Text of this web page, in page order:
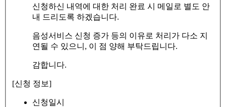
신청하신 내역에 대한 처리 완료 시 메일로 별도 안
내 드리도록 하겠습니다.
음성서비스 신청 증가 등의 이유로 처리가 다소 지
연될 수 있으니, 이 점 양해 부탁드립니다.
감합니다.
[신청 정보]
신청일시